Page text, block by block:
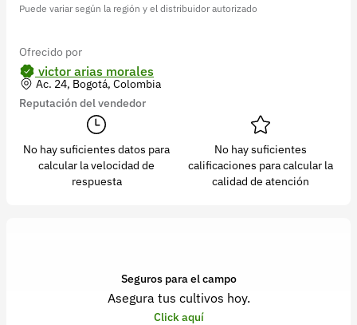
Puede variar según la región y el distribuidor autorizado
Ofrecido por
victor arias morales
Ac. 24, Bogotá, Colombia
Reputación del vendedor
No hay suficientes datos para
calcular la velocidad de
respuesta
No hay suficientes
calificaciones para calcular la
calidad de atención
Seguros para el campo
Asegura tus cultivos hoy.
Click aquí